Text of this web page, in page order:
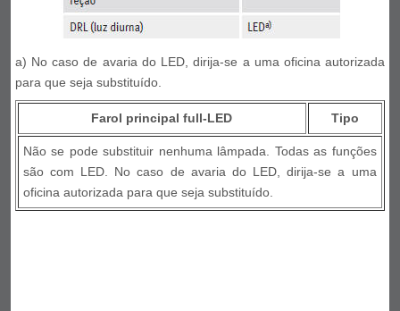
a) No caso de avaria do LED, dirija-se a uma oficina autorizada
para que seja substituído.
Farol principal full-LED Tipo
Não se pode substituir nenhuma lâmpada. Todas as funções
são com LED. No caso de avaria do LED, dirija-se a uma
oficina autorizada para que seja substituído.